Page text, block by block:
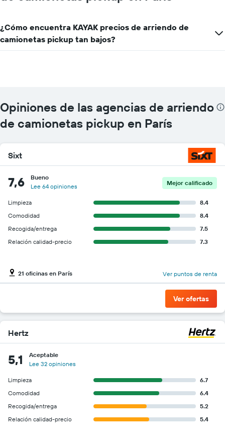
X
que
indica
las
El
muestra
Y
que
indica
el
más
barato
un
auto
por
empresa.
¿Cómo encuentra KAYAK precios de arriendo de
camionetas pickup tan bajos?
Opiniones de las agencias de arriendo
de camionetas pickup en París
Sixt
7,6
Bueno
Lee 64 opiniones
Mejor calificado
Limpieza
8.4
Comodidad
8.4
Recogida/entrega
7.5
Relación calidad-precio
7.3
21 oficinas en París Ver puntos de renta
Ver ofertas
Hertz
5,1
Aceptable
Lee 32 opiniones
Limpieza
6.7
Comodidad
6.4
Recogida/entrega
5.2
Relación calidad-precio
5.4